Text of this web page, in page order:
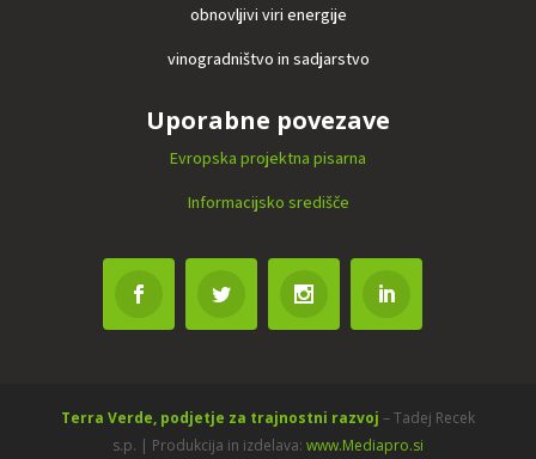
obnovljivi viri energije
vinogradništvo in sadjarstvo
Uporabne povezave
Evropska projektna pisarna
Informacijsko središče
Terra Verde, podjetje za trajnostni razvoj – Tadej Recek
s.p. | Produkcija in izdelava: www.Mediapro.si